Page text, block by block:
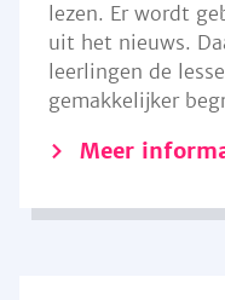
lezen. Er wordt
uit het nieuws.
leerlingen de
gemakkelijker
Meer